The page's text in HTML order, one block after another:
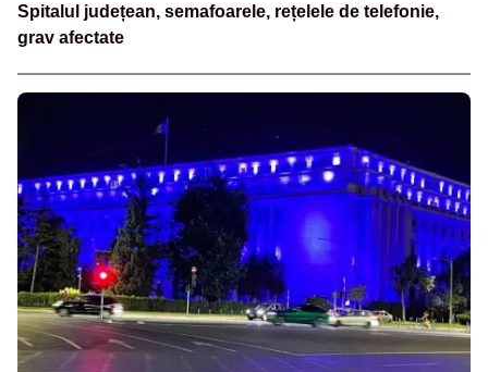
Spitalul județean, semafoarele, rețelele de telefonie,
grav afectate